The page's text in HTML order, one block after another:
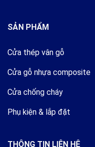
SẢN PHẨM
Cửa thép vân gỗ
Cửa gỗ nhựa composite
Cửa chống cháy
Phụ kiện & lắp đặt
THÔNG TIN LIÊN HỆ